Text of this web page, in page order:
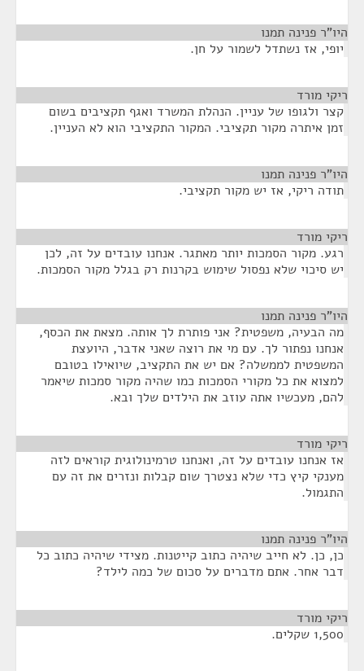
היו"ר פנינה תמנו
יופי, אז נשתדל לשמור על חן.
ריקי מורד
קצר ולגופו של עניין. הנהלת המשרד ואגף תקציבים בשום
זמן איתרה מקור תקציבי. המקור התקציבי הוא לא העניין.
היו"ר פנינה תמנו
תודה ריקי, אז יש מקור תקציבי.
ריקי מורד
רגע. מקור הסמכות יותר מאתגר. אנחנו עובדים על זה, לכן
יש סיכוי שלא נפסול שימוש בקרנות רק בגלל מקור הסמכות.
היו"ר פנינה תמנו
מה הבעיה, משפטית? אני פותרת לך אותה. מצאת את הכסף,
אנחנו נפתור לך. עם מי את רוצה שאני אדבר, היועצת
המשפטית לממשלה? אם יש את התקציב, שיואילו בטובם
למצוא את כל מקורי הסמכות כמו שהיה מקור סמכות שיאמר
להם, מעכשיו אתה עוזב את הילדים שלך ובא.
ריקי מורד
אז אנחנו עובדים על זה, ואנחנו טרמינולוגית קוראים לזה
מענקי קיץ כדי שלא נצטרך שום קבלות ונזרים את זה עם
התגמול.
היו"ר פנינה תמנו
כן, כן. לא חייב שיהיה כתוב קייטנות. מצידי שיהיה כתוב כל
דבר אחר. אתם מדברים על סכום של כמה לילד?
ריקי מורד
1,500 שקלים.